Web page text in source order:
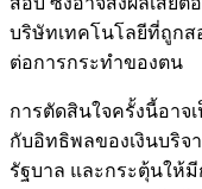
บริษัทเทคโนโลยีที่ถูก
ต่อการกระทำของตน
การตัดสินใจครั้งนี้อาจ
กับอิทธิพลของเงินบริจ
รัฐบาล และกระตุ้นให้